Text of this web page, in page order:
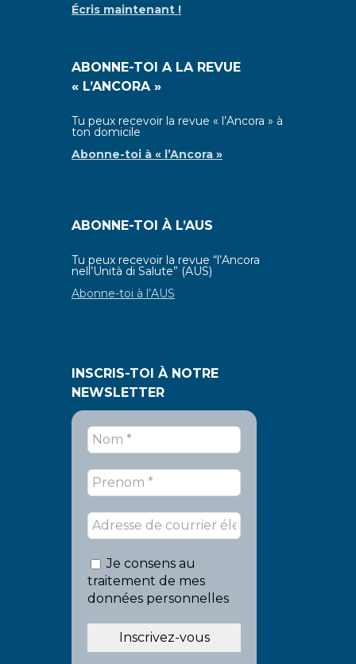
Écris maintenant !
ABONNE-TOI A LA REVUE
« L’ANCORA »
Tu peux recevoir la revue « l’Ancora » à
ton domicile
Abonne-toi à « l’Ancora »
ABONNE-TOI À L’AUS
Tu peux recevoir la revue “l’Ancora
nell’Unità di Salute” (AUS)
Abonne-toi à l’AUS
INSCRIS-TOI À NOTRE
NEWSLETTER
Je consens au
traitement de mes
données personnelles